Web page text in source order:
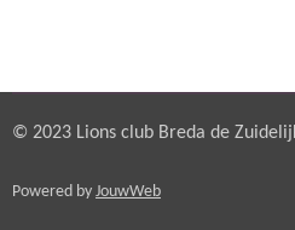
© 2023 Lions club Breda
KvK
Powered by JouwWeb